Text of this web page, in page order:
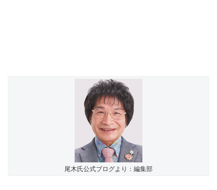
尾木氏公式ブログより：編集部